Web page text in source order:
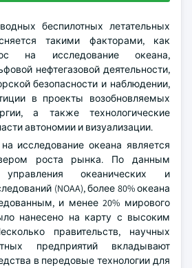
беспилотных летательных
такими факторами, как
на исследование океана,
нефтегазовой деятельности,
безопасности и наблюдении,
в проекты возобновляемых
а также технологические
автономии и визуализации.
исследование океана является
роста рынка. По данным
управления океанических и
(NOAA), более 80% океана
и менее 20% мирового
нанесено на карту с высоким
правительств, научных
предприятий вкладывают
в передовые технологии для